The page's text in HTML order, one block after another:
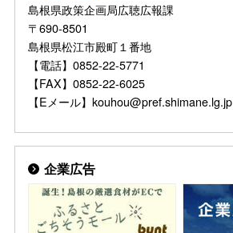
島根県政策企画局広聴広報課
〒690-8501
島根県松江市殿町１番地
【電話】0852-22-5771
【FAX】0852-22-6025
【Eメール】kouhou@pref.shimane.lg.jp
企業広告